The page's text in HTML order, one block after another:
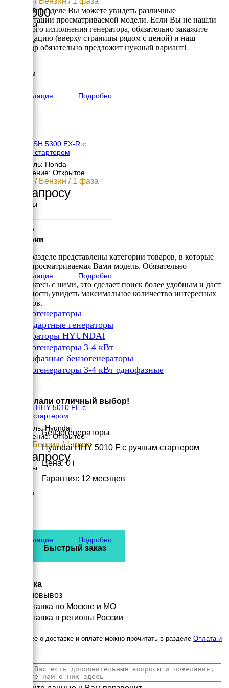
221 000
Размеры
1000 мм
Ширина
1000 мм
Консультация
Подробно
Elemax SH 5300 EX-R с
ручным стартером
Двигатель: Honda
Исполнение: Открытое
3.8 кВт / Бензин / 1 фаза
По запросу
Размеры
Ширина
Консультация
Подробно
В данном разделе Вы можете увидеть различные
комплектации просматриваемой модели. Если Вы не нашли
требуемого исполнения генератора, обязательно закажите
консультацию (вверху страницы рядом с ценой) и наш
менеджер обязательно предложит нужный вариант!
Hyundai HHY 5010 FE с
электростартером
Двигатель: Hyundai
Исполнение: Открытое
4 кВт / Бензин / 1 фаза
По запросу
Размеры
Ширина
Консультация
Подробно
Категории
В этом разделе представлены категории товаров, в которые
входит просматриваемая Вами модель. Обязательно
ознакомьтесь с ними, это сделает поиск более удобным и даст
возможность увидеть максимальное количество интересных
вариантов.
Бензогенераторы
Стандартные генераторы
Генераторы HYUNDAI
Бензогенераторы 3-4 кВт
Однофазные бензогенераторы
Бензогенераторы 3-4 кВт однофазные
Вы сделали отличный выбор!
Бензогенераторы
Hyundai HHY 5010 F с ручным стартером
Цена: 0 i
Гарантия: 12 месяцев
Быстрый заказ
Доставка
Самовывоз
Доставка по Москве и МО
Доставка в регионы России
Подробнее о доставке и оплате можно прочитать в разделе Оплата и